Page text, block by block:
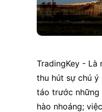
TradingKey -
thu hút sự chú ý
táo trước những
hào nhoáng;